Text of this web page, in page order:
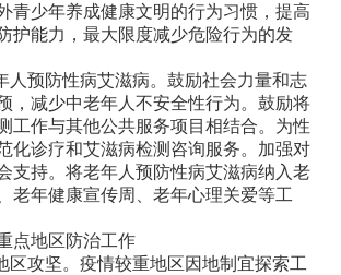
青少年养成健康文明的行为习惯，提高
护能力，最大限度减少危险行为的发
人预防性病艾滋病。鼓励社会力量和志
，减少中老年人不安全性行为。鼓励将
工作与其他公共服务项目相结合。为性
化诊疗和艾滋病检测咨询服务。加强对
支持。将老年人预防性病艾滋病纳入老
老年健康宣传周、老年心理关爱等工
点地区防治工作
区攻坚。疫情较重地区因地制宜探索工